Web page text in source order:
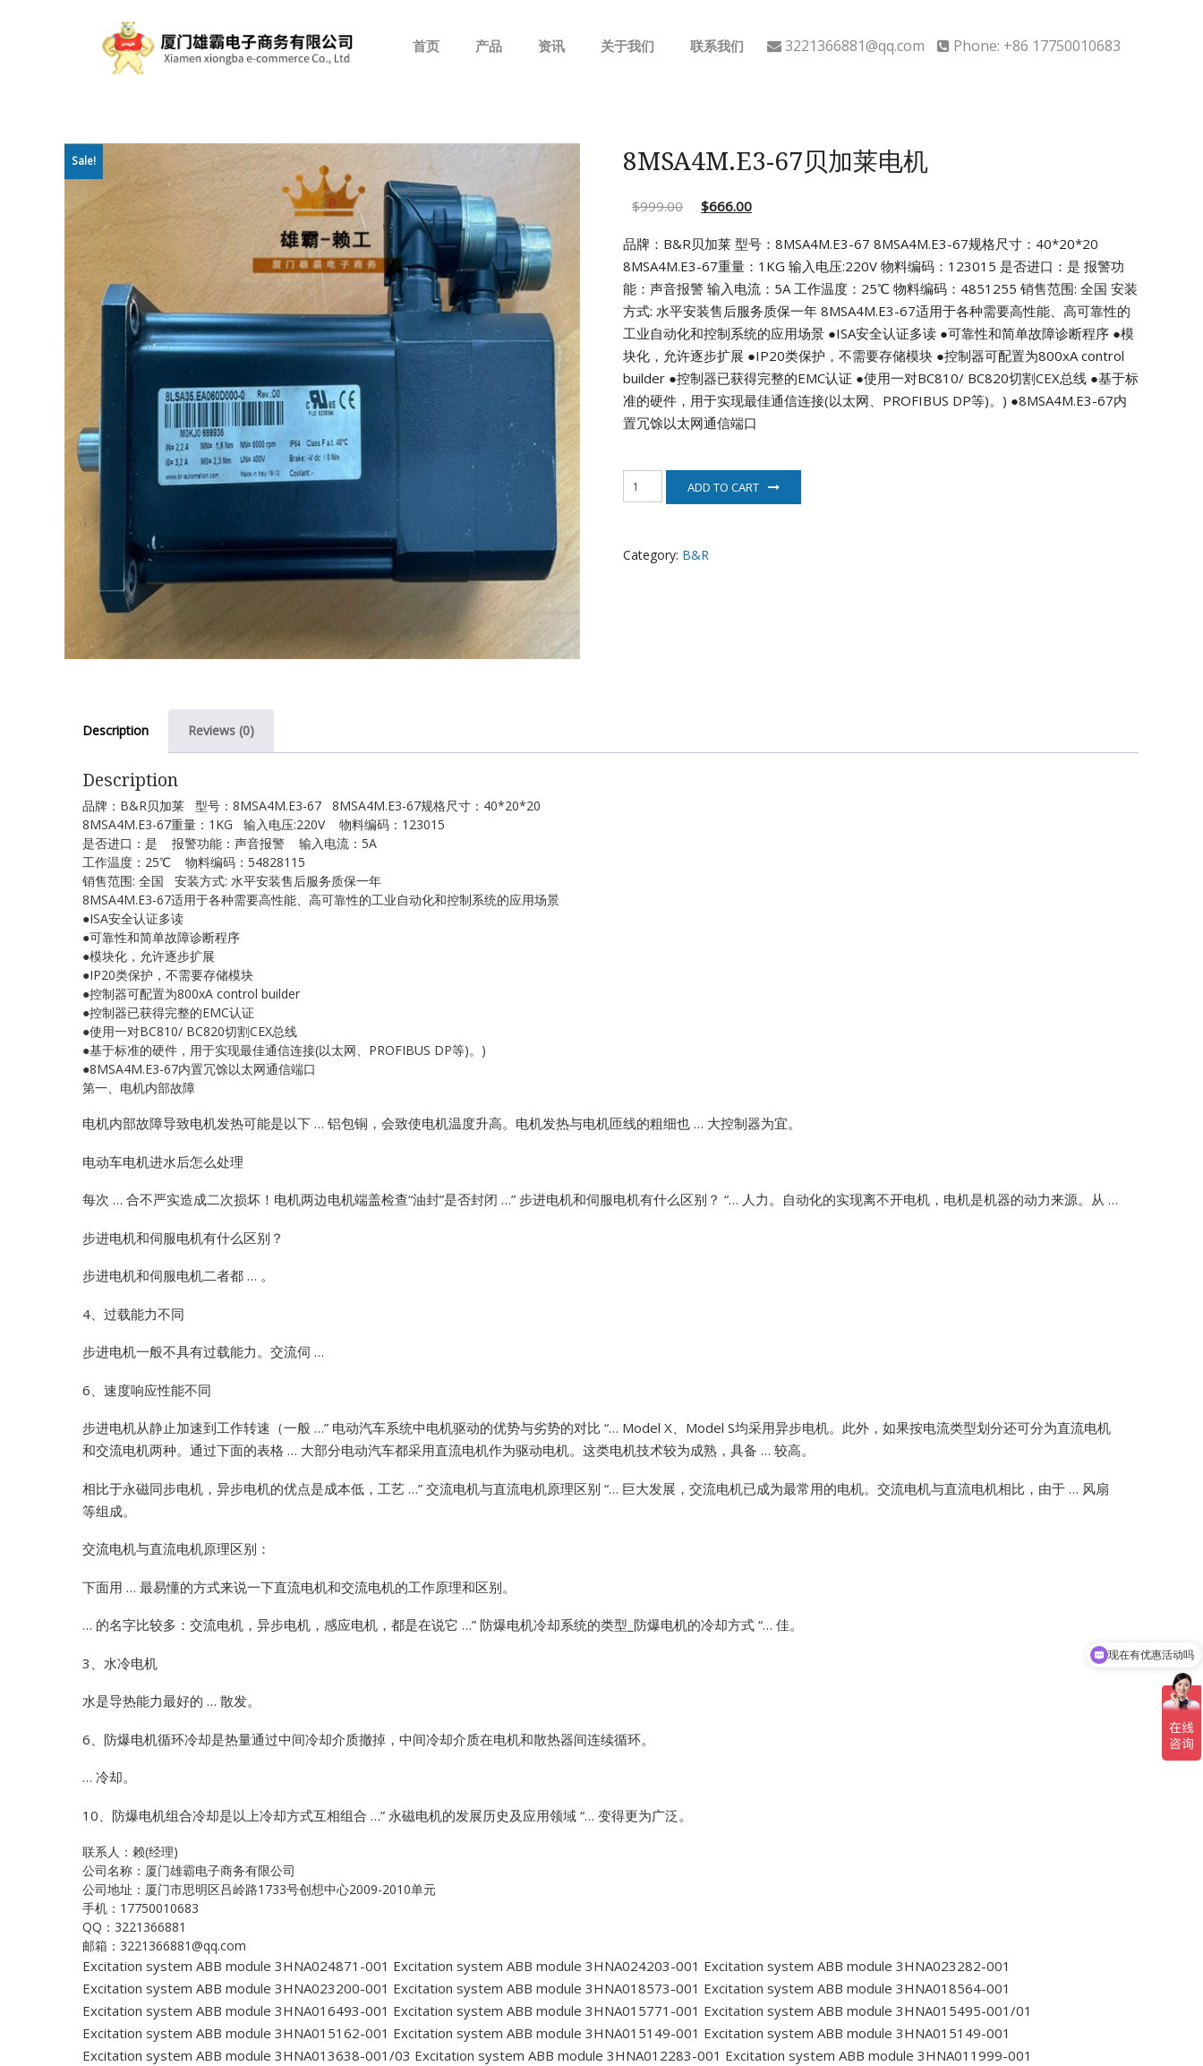
3221366881@qq.com Phone: +86 17750010683
首页 产品
B&R
GE
EMERSON
AMAT
Bently Nevada
NI
ELAU
Enterasys
EPRO
FOXBORO
Kollmorgen
Lam Research
SAM ELETRONICS
TRICONEX
资讯
公司介绍
关于我们 联系我们
Sale! 8MSA4M.E3-67贝加莱电机
$999.00 $666.00
品牌：B&R贝加莱 型号：8MSA4M.E3-67 8MSA4M.E3-67规格尺寸：40*20*20
8MSA4M.E3-67重量：1KG 输入电压:220V 物料编码：123015 是否进口：是 报警功
能：声音报警 输入电流：5A工作温度：25℃ 物料编码：4851255 销售范围: 全国 安装
方式: 水平安装售后服务质保一年 8MSA4M.E3-67适用于各种需要高性能、高可靠性的
工业自动化和控制系统的应用场景 ●ISA安全认证多读 ●可靠性和简单故障诊断程序 ●模
块化，允许逐步扩展 ●IP20类保护，不需要存储模块 ●控制器可配置为800xA control
builder ●控制器已获得完整的EMC认证 ●使用一对BC810/ BC820切割CEX总线 ●基于标
准的硬件，用于实现最佳通信连接(以太网、PROFIBUS DP等)。) ●8MSA4M.E3-67内
置冗馀以太网通信端口
电
ADD TO CART
Category: B&R
Description Reviews (0)
Description
品牌：B&R贝加莱 型号：8MSA4M.E3-67 8MSA4M.E3-67规格尺寸：40*20*20
8MSA4M.E3-67重量：1KG 输入电压:220V 物料编码：123015
是否进口：是 报警功能：声音报警 输入电流：5A
工作温度：25℃ 物料编码：54828115
销售范围: 全国 安装方式: 水平安装售后服务质保一年
8MSA4M.E3-67适用于各种需要高性能、高可靠性的工业自动化和控制系统的应用场景
●ISA安全认证多读
●可靠性和简单故障诊断程序
●模块化，允许逐步扩展
●IP20类保护，不需要存储模块
●控制器可配置为800xA control builder
●控制器已获得完整的EMC认证
●使用一对BC810/ BC820切割CEX总线
●基于标准的硬件，用于实现最佳通信连接(以太网、PROFIBUS DP等)。)
●8MSA4M.E3-67内置冗馀以太网通信端口
第一、电机内部故障
电机内部故障导致电机发热可能是以下 … 铝包铜，会致使电机温度升高。电机发热与电机匝线的粗细也 … 大控制器为宜。
电动车电机进水后怎么处理
每次 … 合不严实造成二次损坏！电机两边电机端盖检查“油封”是否封闭 …” 步进电机和伺服电机有什么区别？ “… 人力。自动化的实现离不开电机，电机是机器的动力来源。从 …
步进电机和伺服电机有什么区别？
步进电机和伺服电机二者都 … 。
4、过载能力不同
步进电机一般不具有过载能力。交流伺 …
6、速度响应性能不同
步进电机从静止加速到工作转速（一般 …” 电动汽车系统中电机驱动的优势与劣势的对比 “… Model X、Model S均采用异步电机。此外，如果按电流类型划分还可分为直流电机
和交流电机两种。通过下面的表格 … 大部分电动汽车都采用直流电机作为驱动电机。这类电机技术较为成熟，具备 … 较高。
相比于永磁同步电机，异步电机的优点是成本低，工艺 …” 交流电机与直流电机原理区别 “… 巨大发展，交流电机已成为最常用的电机。交流电机与直流电机相比，由于 … 风扇
等组成。
交流电机与直流电机原理区别：
下面用 … 最易懂的方式来说一下直流电机和交流电机的工作原理和区别。
… 的名字比较多：交流电机，异步电机，感应电机，都是在说它 …” 防爆电机冷却系统的类型_防爆电机的冷却方式 “… 佳。
3、水冷电机
水是导热能力最好的 … 散发。
6、防爆电机循环冷却是热量通过中间冷却介质撤掉，中间冷却介质在电机和散热器间连续循环。
… 冷却。
10、防爆电机组合冷却是以上冷却方式互相组合 …” 永磁电机的发展历史及应用领域 “… 变得更为广泛。
联系人：赖(经理)
公司名称：厦门雄霸电子商务有限公司
公司地址：厦门市思明区吕岭路1733号创想中心2009-2010单元
手机：17750010683
QQ：3221366881
邮箱：3221366881@qq.com
Excitation system ABB module 3HNA024871-001 Excitation system ABB module 3HNA024203-001 Excitation system ABB module 3HNA023282-001
Excitation system ABB module 3HNA023200-001 Excitation system ABB module 3HNA018573-001 Excitation system ABB module 3HNA018564-001
Excitation system ABB module 3HNA016493-001 Excitation system ABB module 3HNA015771-001 Excitation system ABB module 3HNA015495-001/01
Excitation system ABB module 3HNA015162-001 Excitation system ABB module 3HNA015149-001 Excitation system ABB module 3HNA015149-001
Excitation system ABB module 3HNA013638-001/03 Excitation system ABB module 3HNA012283-001 Excitation system ABB module 3HNA011999-001
可以介绍下你们的产品么